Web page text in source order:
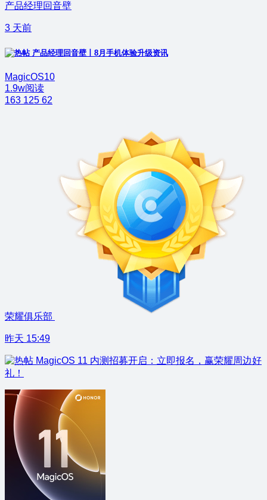
产品经理回音壁
3 天前
产品经理回音壁丨8月手机体验升级资讯
MagicOS10
1.9w阅读
163 125 62
荣耀俱乐部
昨天 15:49
MagicOS 11 内测招募开启：立即报名，赢荣耀周边好
礼！